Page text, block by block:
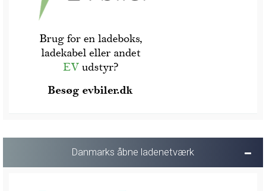
Danmarks åbne ladenetværk